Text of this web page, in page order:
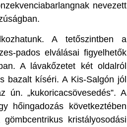
nevezett
A tetőszintben a
pados elválásai figyelhetők
A lávakőzetet két oldalról
bazalt kíséri. A Kis-Salgón jól
„kukoricacsövesedés”. A
hőingadozás következtében
kristályosodási